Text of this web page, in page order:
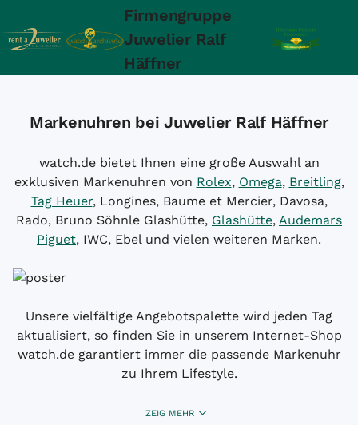
Firmengruppe
Juwelier Ralf
Häffner
Markenuhren bei Juwelier Ralf Häffner
watch.de bietet Ihnen eine große Auswahl an
exklusiven Markenuhren von Rolex, Omega, Breitling,
Tag Heuer, Longines, Baume et Mercier, Davosa,
Rado, Bruno Söhnle Glashütte, Glashütte, Audemars
Piguet, IWC, Ebel und vielen weiteren Marken.
Unsere vielfältige Angebotspalette wird jeden Tag
aktualisiert, so finden Sie in unserem Internet-Shop
watch.de garantiert immer die passende Markenuhr
zu Ihrem Lifestyle.
ZEIG MEHR